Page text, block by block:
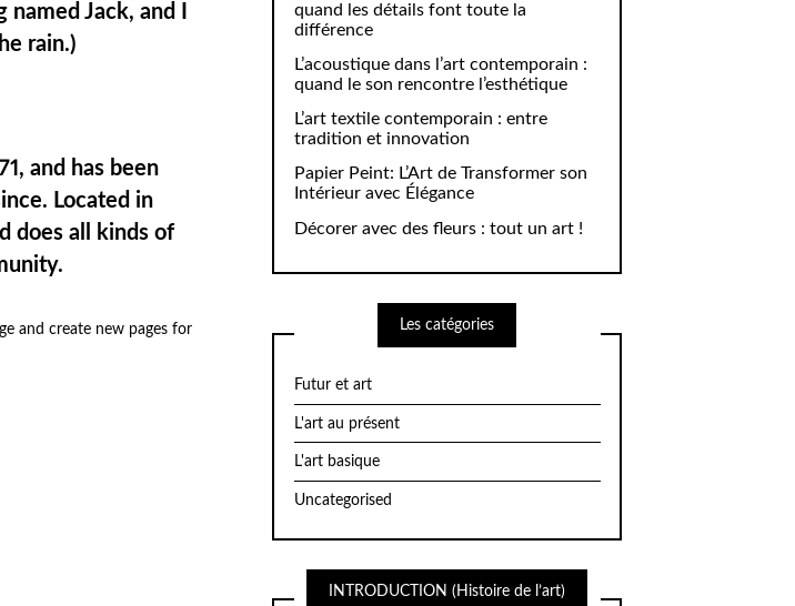
Jack, and I
rain.)
and has been
Located in
does all kinds of
and create new pages for
quand les détails font toute la
différence
L’acoustique dans l’art contemporain :
quand le son rencontre l’esthétique
L’art textile contemporain : entre
tradition et innovation
Papier Peint: L’Art de Transformer son
Intérieur avec Élégance
Décorer avec des fleurs : tout un art !
Les catégories
Futur et art
L'art au présent
L'art basique
Uncategorised
INTRODUCTION (Histoire de l’art)